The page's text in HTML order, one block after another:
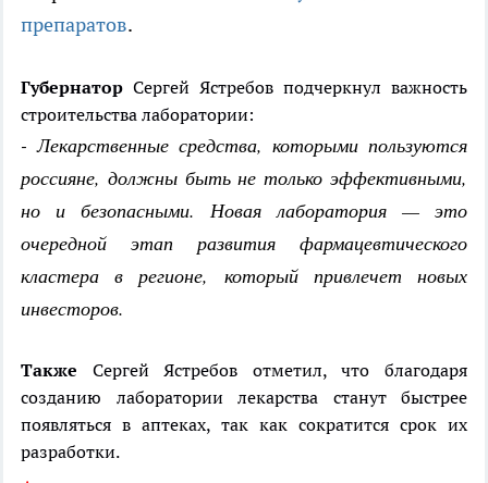
препаратов.
Губернатор Сергей Ястребов подчеркнул важность
строительства лаборатории:
- Лекарственные средства, которыми пользуются
россияне, должны быть не только эффективными,
но и безопасными. Новая лаборатория — это
очередной этап развития фармацевтического
кластера в регионе, который привлечет новых
инвесторов.
Также Сергей Ястребов отметил, что благодаря
созданию лаборатории лекарства станут быстрее
появляться в аптеках, так как сократится срок их
разработки.